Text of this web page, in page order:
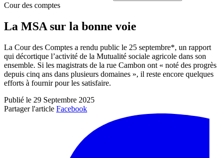
Cour des comptes
La MSA sur la bonne voie
La Cour des Comptes a rendu public le 25 septembre*, un rapport
qui décortique l’activité de la Mutualité sociale agricole dans son
ensemble. Si les magistrats de la rue Cambon ont « noté des progrès
depuis cinq ans dans plusieurs domaines », il reste encore quelques
efforts à fournir pour les satisfaire.
Publié le 29 Septembre 2025
Partager l'article Facebook